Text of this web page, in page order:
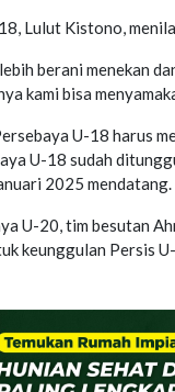
Lulut Kistono,
berani menekan
kami bisa
U-18 harus
U-18 sudah
2025 mendatang.
U-20, tim besutan
keunggulan Persis